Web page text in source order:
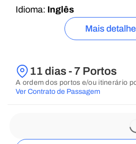
Idioma: Inglês
Mais
11 dias - 7 Portos
A ordem dos portos e/ou itinerário
Ver Contrato de Passagem